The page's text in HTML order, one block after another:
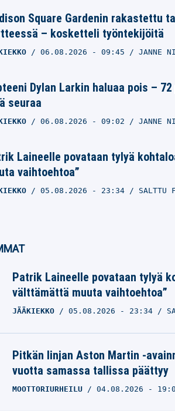
Square Gardenin rakastettu
– kosketteli työntekijöitä
06.08.2026 - 09:45 JANNE
Dylan Larkin haluaa pois –
seuraa
06.08.2026 - 09:02 JANNE
Laineelle povataan tylyä
vaihtoehtoa”
05.08.2026 - 23:34 SALTTU
Patrik Laineelle povataan tylyä
välttämättä muuta vaihtoehtoa”
JÄÄKIEKKO 05.08.2026 - 23:34
Pitkän linjan Aston Martin -
vuotta samassa tallissa päättyy
MOOTTORIURHEILU 04.08.2026 -